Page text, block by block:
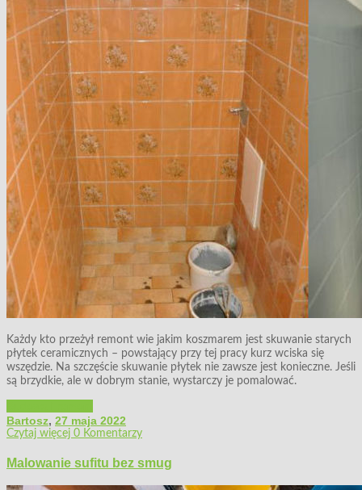
Każdy kto przeżył remont wie jakim koszmarem jest skuwanie starych
płytek ceramicznych – powstający przy tej pracy kurz wciska się
wszędzie. Na szczęście skuwanie płytek nie zawsze jest konieczne. Jeśli
są brzydkie, ale w dobrym stanie, wystarczy je pomalować.
Bartosz, 27 maja 2022
Czytaj więcej 0 Komentarzy
Malowanie sufitu bez smug